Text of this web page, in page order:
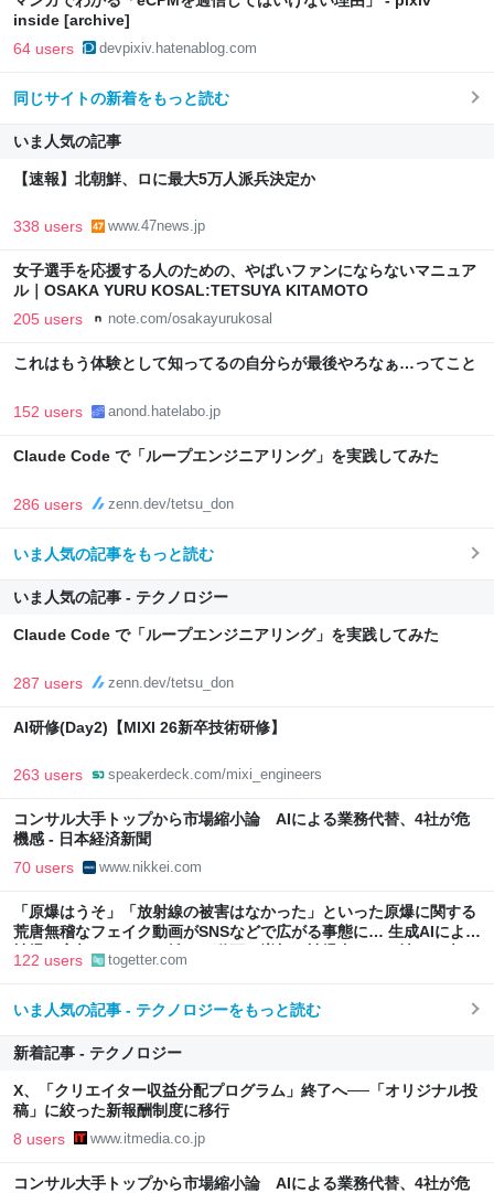
inside [archive]
64 users devpixiv.hatenablog.com
同じサイトの新着をもっと読む
いま人気の記事
【速報】北朝鮮、ロに最大5万人派兵決定か
338 users www.47news.jp
女子選手を応援する人のための、やばいファンにならないマニュア
ル｜OSAKA YURU KOSAL:TETSUYA KITAMOTO
205 users note.com/osakayurukosal
これはもう体験として知ってるの自分らが最後やろなぁ…ってこと
152 users anond.hatelabo.jp
Claude Code で「ループエンジニアリング」を実践してみた
286 users zenn.dev/tetsu_don
いま人気の記事をもっと読む
いま人気の記事 - テクノロジー
Claude Code で「ループエンジニアリング」を実践してみた
287 users zenn.dev/tetsu_don
AI研修(Day2)【MIXI 26新卒技術研修】
263 users speakerdeck.com/mixi_engineers
コンサル大手トップから市場縮小論 AIによる業務代替、4社が危
機感 - 日本経済新聞
70 users www.nikkei.com
「原爆はうそ」「放射線の被害はなかった」といった原爆に関する
荒唐無稽なフェイク動画がSNSなどで広がる事態に… 生成AIによる
被爆の実相からはかけ離れた動画も増加、被爆者からは憤りの声も
122 users togetter.com
いま人気の記事 - テクノロジーをもっと読む
新着記事 - テクノロジー
X、「クリエイター収益分配プログラム」終了へ──「オリジナル投
稿」に絞った新報酬制度に移行
8 users www.itmedia.co.jp
コンサル大手トップから市場縮小論 AIによる業務代替、4社が危